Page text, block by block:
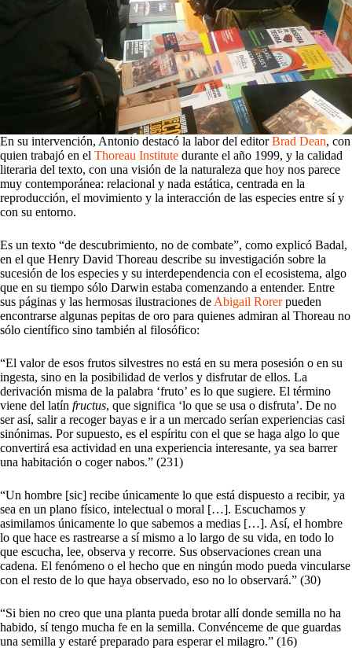
En su intervención, Antonio destacó la labor del editorBrad Dean, con
quien trabajó en el Thoreau Institute durante el año 1999, y la calidad
literaria del texto, con una visión de la naturaleza que hoy nos parece
muy contemporánea: relacional y nada estática, centrada en la
reproducción, el movimiento y la interacción de las especies entre sí y
con su entorno.
Es un texto “de descubrimiento, no de combate”, como explicó Badal,
en el que Henry David Thoreau describe su investigación sobre la
sucesión de los especies y su interdependencia con el ecosistema, algo
que en su tiempo sólo Darwin estaba comenzando a entender. Entre
sus páginas y las hermosas ilustraciones de Abigail Rorerpueden
encontrarse algunas pepitas de oro para quienes admiran al Thoreau no
sólo científico sino también al filosófico:
“El valor de esos frutos silvestres no está en su mera posesión o en su
ingesta, sino en la posibilidad de verlos y disfrutar de ellos. La
derivación misma de la palabra ‘fruto’ es lo que sugiere. El término
viene del latín fructus, que significa ‘lo que se usa o disfruta’. De no
ser así, salir a recoger bayas e ir a un mercado serían experiencias casi
sinónimas. Por supuesto, es el espíritu con el que se haga algo lo que
convertirá esa actividad en una experiencia interesante, ya sea barrer
una habitación o coger nabos.” (231)
“Un hombre [sic] recibe únicamente lo que está dispuesto a recibir, ya
sea en un plano físico, intelectual o moral […]. Escuchamos y
asimilamos únicamente lo que sabemos a medias […]. Así, el hombre
lo que hace es rastrearse a sí mismo a lo largo de su vida, en todo lo
que escucha, lee, observa y recorre. Sus observaciones crean una
cadena. El fenómeno o el hecho que en ningún modo pueda vincularse
con el resto de lo que haya observado, eso no lo observará.” (30)
“Si bien no creo que una planta pueda brotar allí donde semilla no ha
habido, sí tengo mucha fe en la semilla. Convénceme de que guardas
una semilla y estaré preparado para esperar el milagro.” (16)